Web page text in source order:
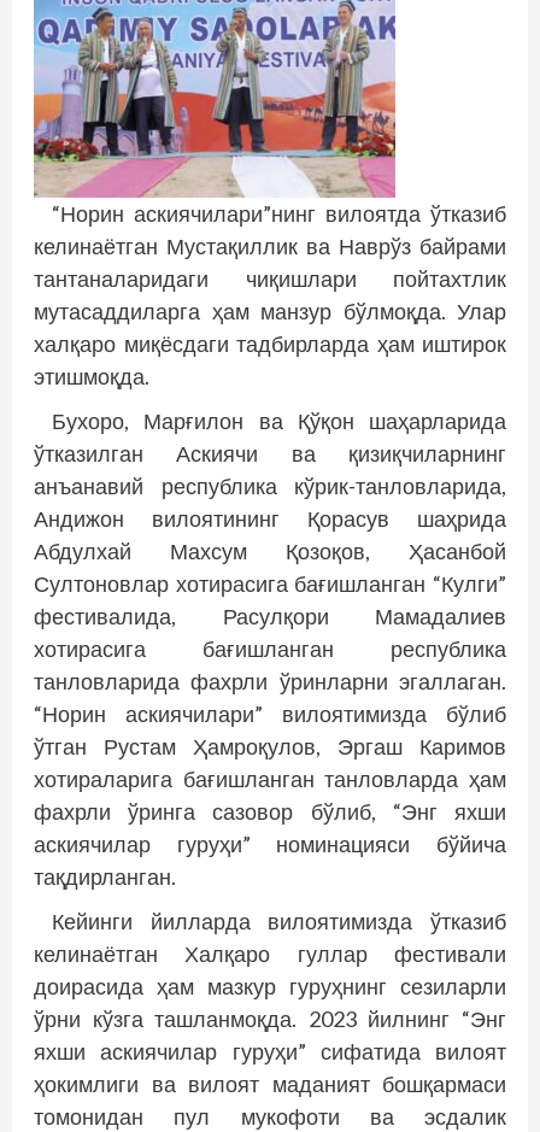
“Норин аскиячилари”нинг вилоятда ўтказиб
келинаётган Мустақиллик ва Наврўз байрами
тантаналаридаги чиқишлари пойтахтлик
мутасаддиларга ҳам манзур бўлмоқда. Улар
халқаро миқёсдаги тадбирларда ҳам иштирок
этишмоқда.
Бухоро, Марғилон ва Қўқон шаҳарларида
ўтказилган Аскиячи ва қизиқчиларнинг
анъанавий республика кўрик-танловларида,
Андижон вилоятининг Қорасув шаҳрида
Абдулхай Махсум Қозоқов, Ҳасанбой
Султоновлар хотирасига бағишланган “Кулги”
фестивалида, Расулқори Мамадалиев
хотирасига бағишланган республика
танловларида фахрли ўринларни эгаллаган.
“Норин аскиячилари” вилоятимизда бўлиб
ўтган Рустам Ҳамроқулов, Эргаш Каримов
хотираларига бағишланган танловларда ҳам
фахрли ўринга сазовор бўлиб, “Энг яхши
аскиячилар гуруҳи” номинацияси бўйича
тақдирланган.
Кейинги йилларда вилоятимизда ўтказиб
келинаётган Халқаро гуллар фестивали
доирасида ҳам мазкур гуруҳнинг сезиларли
ўрни кўзга ташланмоқда. 2023 йилнинг “Энг
яхши аскиячилар гуруҳи” сифатида вилоят
ҳокимлиги ва вилоят маданият бошқармаси
томонидан пул мукофоти ва эсдалик